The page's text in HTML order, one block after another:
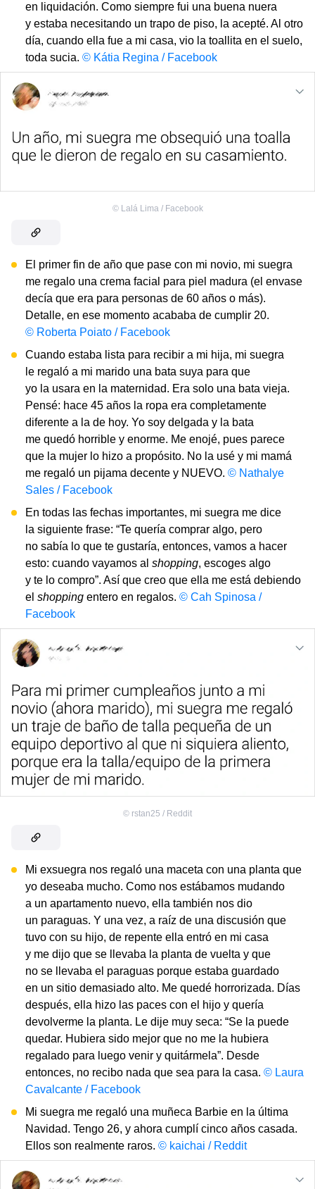
en liquidación. Como siempre fui una buena nuera
y estaba necesitando un trapo de piso, la acepté. Al otro
día, cuando ella fue a mi casa, vio la toallita en el suelo,
toda sucia. © Kátia Regina / Facebook
© Lalá Lima / Facebook
El primer fin de año que pase con mi novio, mi suegra
me regalo una crema facial para piel madura (el envase
decía que era para personas de 60 años o más).
Detalle, en ese momento acababa de cumplir 20.
© Roberta Poiato / Facebook
Cuando estaba lista para recibir a mi hija, mi suegra
le regaló a mi marido una bata suya para que
yo la usara en la maternidad. Era solo una bata vieja.
Pensé: hace 45 años la ropa era completamente
diferente a la de hoy. Yo soy delgada y la bata
me quedó horrible y enorme. Me enojé, pues parece
que la mujer lo hizo a propósito. No la usé y mi mamá
me regaló un pijama decente y NUEVO. © Nathalye
Sales / Facebook
En todas las fechas importantes, mi suegra me dice
la siguiente frase: “Te quería comprar algo, pero
no sabía lo que te gustaría, entonces, vamos a hacer
esto: cuando vayamos al shopping, escoges algo
y te lo compro”. Así que creo que ella me está debiendo
el shopping entero en regalos. © Cah Spinosa /
Facebook
© rstan25 / Reddit
Mi exsuegra nos regaló una maceta con una planta que
yo deseaba mucho. Como nos estábamos mudando
a un apartamento nuevo, ella también nos dio
un paraguas. Y una vez, a raíz de una discusión que
tuvo con su hijo, de repente ella entró en mi casa
y me dijo que se llevaba la planta de vuelta y que
no se llevaba el paraguas porque estaba guardado
en un sitio demasiado alto. Me quedé horrorizada. Días
después, ella hizo las paces con el hijo y quería
devolverme la planta. Le dije muy seca: “Se la puede
quedar. Hubiera sido mejor que no me la hubiera
regalado para luego venir y quitármela”. Desde
entonces, no recibo nada que sea para la casa. © Laura
Cavalcante / Facebook
Mi suegra me regaló una muñeca Barbie en la última
Navidad. Tengo 26, y ahora cumplí cinco años casada.
Ellos son realmente raros. © kaichai / Reddit